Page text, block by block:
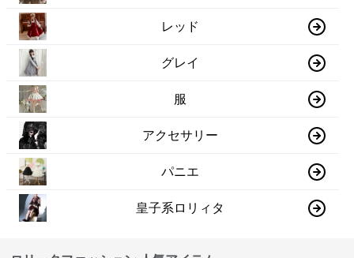
レッド
グレイ
服
アクセサリー
パニエ
皇子系ロリィタ